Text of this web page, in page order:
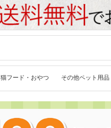
猫フード・おやつ その他ペット用品